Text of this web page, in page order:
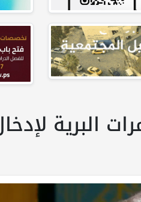
البرية